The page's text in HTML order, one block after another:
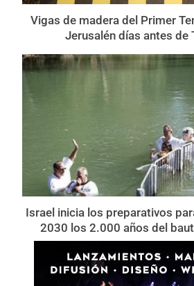
Vigas de madera del Primer
Jerusalén días antes de
Israel inicia los preparativos
2030 los 2.000 años del